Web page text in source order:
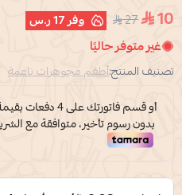
10
27 وفر17 ر.س
غير متوفر حاليًا
تصنيف المنتج:أطقم مجوهرات ناعمة